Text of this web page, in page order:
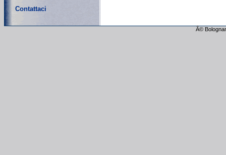
Contattaci
Â©